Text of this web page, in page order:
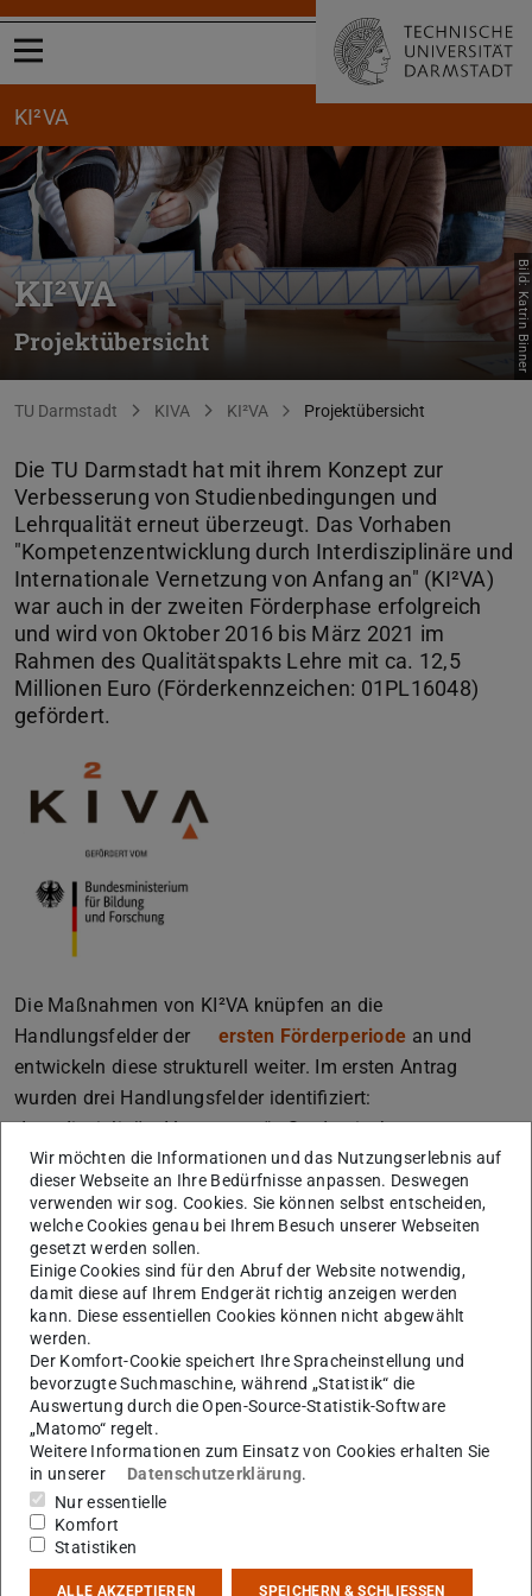
Menü öffnen
KI²VA
KI²VA
Projektübersicht Bild: Katrin Binner
Sie befinden sich hier:
TU Darmstadt KIVA KI²VA Projektübersicht
Die TU Darmstadt hat mit ihrem Konzept zur
Verbesserung von Studienbedingungen und
Lehrqualität erneut überzeugt. Das Vorhaben
"Kompetenzentwicklung durch Interdisziplinäre und
Internationale Vernetzung von Anfang an" (KI²VA)
war auch in der zweiten Förderphase erfolgreich
und wird von Oktober 2016 bis März 2021 im
Rahmen des Qualitätspakts Lehre mit ca. 12,5
Millionen Euro (Förderkennzeichen: 01PL16048)
gefördert.
Die Maßnahmen von KI²VA knüpfen an die
Handlungsfelder der
ersten Förderperiode an und
entwickeln diese strukturell weiter. Im ersten Antrag
wurden drei Handlungsfelder identifiziert:
„Interdisziplinäre Vernetzung“, „Studentisches
Engagement“ sowie „Stärkung MINT“. Die Projektstruktur
von KI²VA wurde für den zweiten Förderzeitraum
angepasst. Dem Anspruch einer interdisziplinären und
vielfältigen Universität folgend, entwickelt KI²VA bewährte
Schwerpunktthemen, ergänzt um das neue Thema
„Brückenkonzept Schule – Universität“, weiter und
fokussiert noch stärker auf die Querschnittsthemen
Interdisziplinarität, Internationalität sowie Gender und
Diversity. Die geplanten Maßnahmen richten sich
besonders an StudienanfängerInnen, um sie in der für den
Studienerfolg wichtigen Studieneingangsphase zu
unterstützen.
Welche Ziele verfolgt das Projekt?
Wir möchten die Informationen und das Nutzungserlebnis auf
dieser Webseite an Ihre Bedürfnisse anpassen. Deswegen
verwenden wir sog. Cookies. Sie können selbst entscheiden,
welche Cookies genau bei Ihrem Besuch unserer Webseiten
gesetzt werden sollen.
Einige Cookies sind für den Abruf der Website notwendig,
damit diese auf Ihrem Endgerät richtig anzeigen werden
kann. Diese essentiellen Cookies können nicht abgewählt
werden.
Der Komfort-Cookie speichert Ihre Spracheinstellung und
bevorzugte Suchmaschine, während „Statistik“ die
Auswertung durch die Open-Source-Statistik-Software
„Matomo“ regelt.
Weitere Informationen zum Einsatz von Cookies erhalten Sie
in unserer
Datenschutzerklärung.
Nur essentielle
Komfort
Statistiken
ALLE AKZEPTIEREN SPEICHERN & SCHLIESSEN